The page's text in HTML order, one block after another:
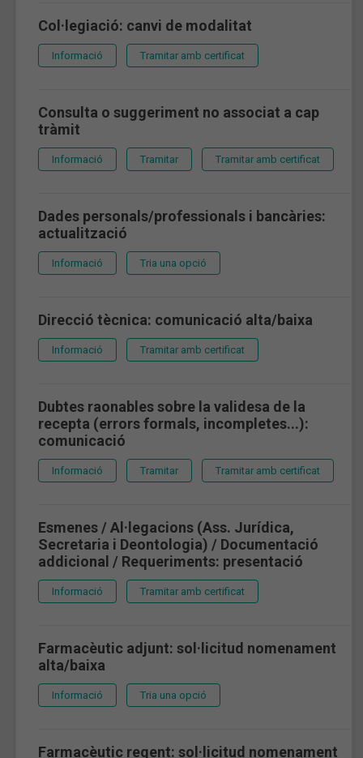
Col·legiació: canvi de modalitat
Informació Tramitar amb certificat
Consulta o suggeriment no associat a cap
tràmit
Informació Tramitar Tramitar amb certificat
Dades personals/professionals i bancàries:
actualització
Informació Tria una opció
Direcció tècnica: comunicació alta/baixa
Informació Tramitar amb certificat
Dubtes raonables sobre la validesa de la
recepta (errors formals, incompletes...):
comunicació
Informació Tramitar Tramitar amb certificat
Esmenes / Al·legacions (Ass. Jurídica,
Secretaria i Deontologia) / Documentació
addicional / Requeriments: presentació
Informació Tramitar amb certificat
Farmacèutic adjunt: sol·licitud nomenament
alta/baixa
Informació Tria una opció
Farmacèutic regent: sol·licitud nomenament